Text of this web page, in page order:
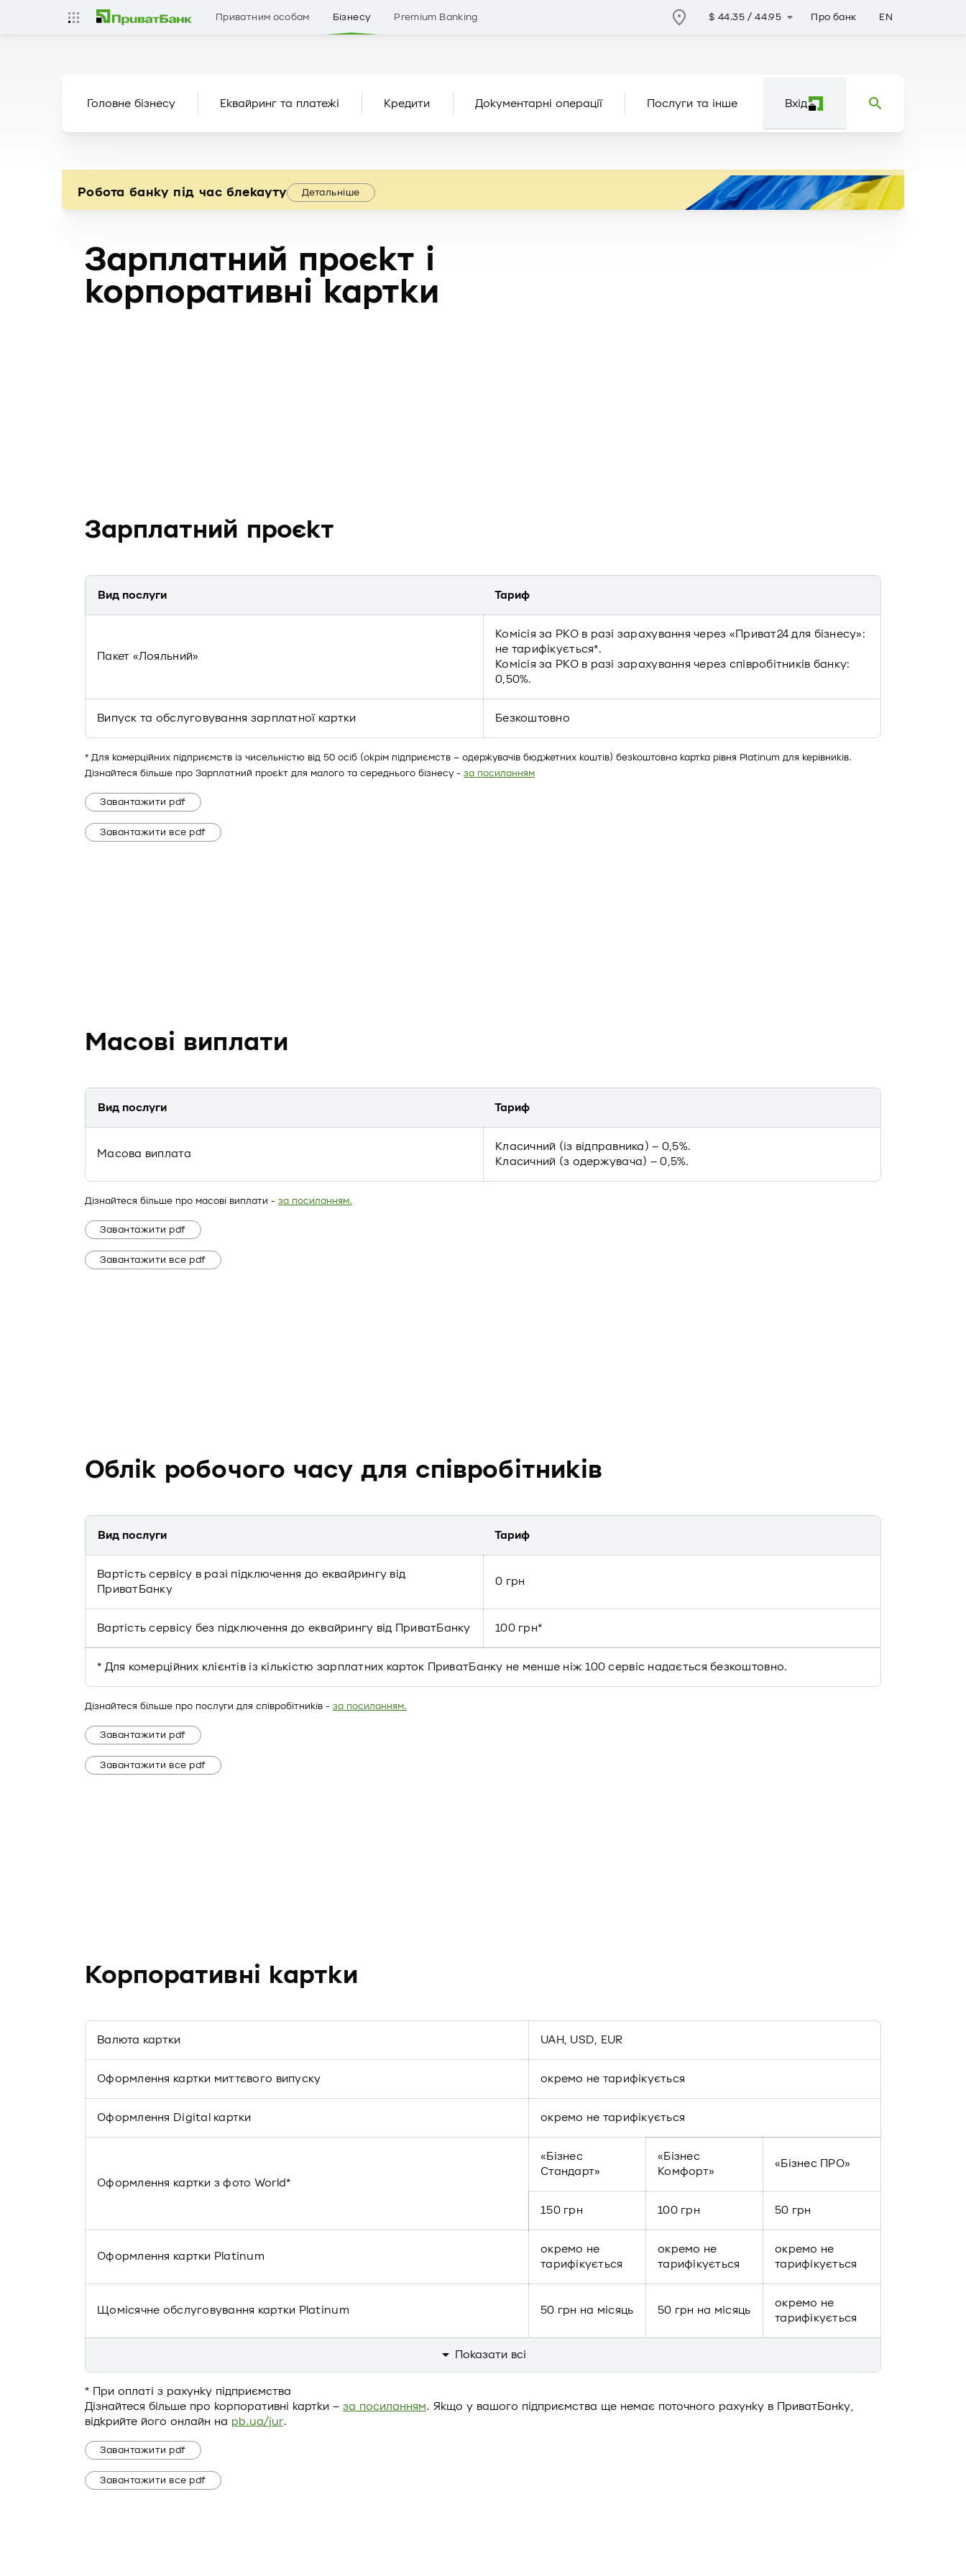
Приватним особам Бізнесу Premium Banking $ 44.35 /44.95 Про банк EN
Головне бізнесу Еквайринг та платежі Кредити Документарні операції Послуги та інше Вхід
Робота банку під час блекауту Детальніше
Зарплатний проєкт і
корпоративні картки
Зарплатний проєкт
Вид послуги Тариф
Пакет «Лояльний»
Комісія за РКО в разі зарахування через «Приват24 для бізнесу»:
не тарифікується*.
Комісія за РКО в разі зарахування через співробітників банку:
0,50%.
Випуск та обслуговування зарплатної картки Безкоштовно
* Для комерційних підприємств із чисельністю від 50 осіб (окрім підприємств – одержувачів бюджетних коштів) безкоштовна картка рівня Platinum для керівників.
Дізнайтеся більше про Зарплатний проєкт для малого та середнього бізнесу - за посиланням
Завантажити pdf
Завантажити все pdf
Масові виплати
Вид послуги Тариф
Масова виплата
Класичний (із відправника) – 0,5%.
Класичний (з одержувача) – 0,5%.
Дізнайтеся більше про масові виплати - за посиланням.
Завантажити pdf
Завантажити все pdf
Облік робочого часу для співробітників
Вид послуги Тариф
Вартість сервісу в разі підключення до еквайрингу від
ПриватБанку
0 грн
Вартість сервісу без підключення до еквайрингу від ПриватБанку 100 грн*
* Для комерційних клієнтів із кількістю зарплатних карток ПриватБанку не менше ніж 100 сервіс надається безкоштовно.
Дізнайтеся більше про послуги для співробітників - за посиланням.
Завантажити pdf
Завантажити все pdf
Корпоративні картки
Валюта картки UAH, USD, EUR
Оформлення картки миттєвого випуску окремо не тарифікується
Оформлення Digital картки окремо не тарифікується
Оформлення картки з фото World*
«Бізнес
Стандарт»
«Бізнес
Комфорт»
«Бізнес ПРО»
150 грн 100 грн 50 грн
Оформлення картки Platinum
окремо не
тарифікується
окремо не
тарифікується
окремо не
тарифікується
Щомісячне обслуговування картки Platinum 50 грн на місяць 50 грн на місяць
окремо не
тарифікується
Показати всi
* При оплаті з рахунку підприємства
Дізнайтеся більше про корпоративні картки – за посиланням. Якщо у вашого підприємства ще немає поточного рахунку в ПриватБанку,
відкрийте його онлайн на pb.ua/jur.
Завантажити pdf
Завантажити все pdf